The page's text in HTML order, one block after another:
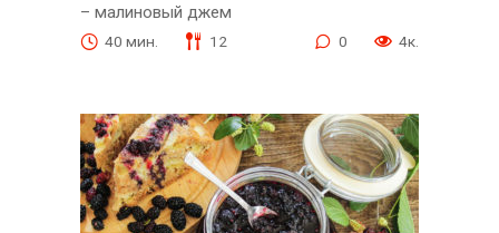
– малиновый джем
40 мин. 12 0 4к.